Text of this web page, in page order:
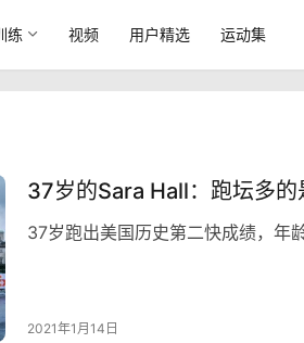
练 视频 用户精选 运动集
37岁的Sara Hall：跑坛多
37岁跑出美国历史第二快成绩，年
2021年1月14日